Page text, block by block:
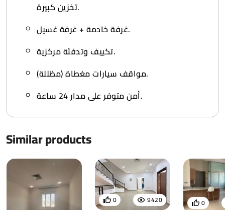
تخزين كبيرة.
غرفة خادمة + غرفة غسيل.
تكييف وتدفئة مركزية.
مواقف سيارات مغطاة (مظللة).
أمن متوفر على مدار 24 ساعة.
Similar products
9420
0 0